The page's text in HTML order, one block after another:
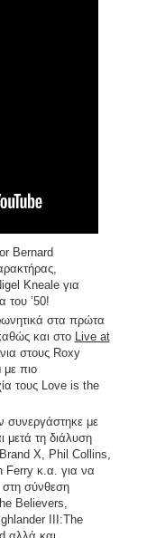
Bernard
Kneale για
του ’50!
στα πρώτα
και στο Live at
στους Roxy
πιο
τους Love is the
συνεργάστηκε με
μετά τη διάλυση
X, Phil Collins,
Ferry κ.α. για να
στη σύνθεση
Believers,
III:The